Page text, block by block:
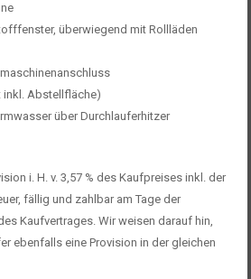
überwiegend mit Rollläden
inkl. Abstellfläche)
über Durchlauferhitzer
i. H. v. 3,57 % des Kaufpreises inkl. der
fällig und zahlbar am Tage der
Kaufvertrages. Wir weisen darauf hin,
ebenfalls eine Provision in der gleichen